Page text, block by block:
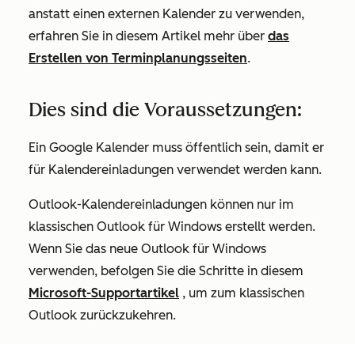
anstatt einen externen Kalender zu verwenden,
erfahren Sie in diesem Artikel mehr über das
Erstellen von Terminplanungsseiten.
Dies sind die Voraussetzungen:
Ein Google Kalender muss öffentlich sein, damit er
für Kalendereinladungen verwendet werden kann.
Outlook-Kalendereinladungen können nur im
klassischen Outlook für Windows erstellt werden.
Wenn Sie das neue Outlook für Windows
verwenden, befolgen Sie die Schritte in diesem
Microsoft-Supportartikel , um zum klassischen
Outlook zurückzukehren.